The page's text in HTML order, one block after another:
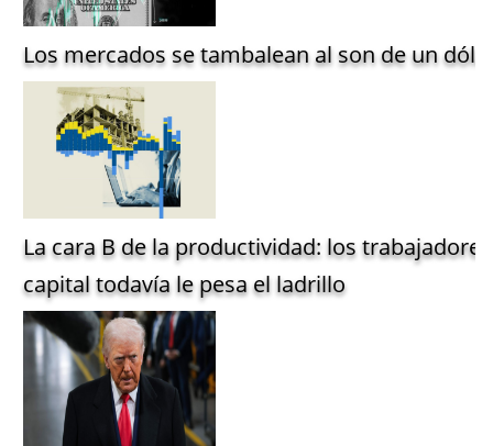
Los mercados se tambalean al son de un
La cara B de la productividad: los
capital todavía le pesa el ladrillo